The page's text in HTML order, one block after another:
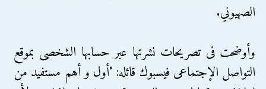
الصهيوني.
وأوضحت فى تصريحات نشرتها عبر حسابها الشخصى بموقع
التواصل الإجتماعى فيسبوك قائله: "أول و أهم مستفيد من